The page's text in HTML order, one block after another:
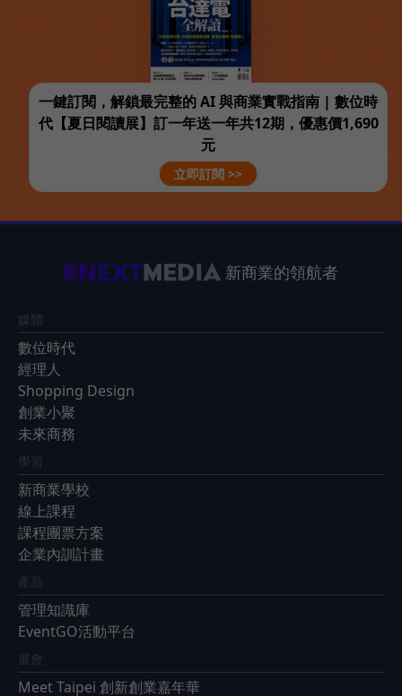
一鍵訂閱，解鎖最完整的 AI 與商業實戰指南 | 數位時
代【夏日閱讀展】訂一年送一年共12期，優惠價1,690
元
立即訂閱 >>
新商業的領航者
媒體
數位時代
經理人
Shopping Design
創業小聚
未來商務
學習
新商業學校
線上課程
課程團票方案
企業內訓計畫
產品
管理知識庫
EventGO活動平台
展會
Meet Taipei 創新創業嘉年華